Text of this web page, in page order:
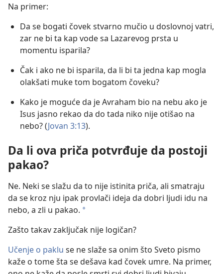
Na primer:
Da se bogati čovek stvarno mučio u doslovnoj vatri,
zar ne bi ta kap vode sa Lazarevog prsta u
momentu isparila?
Čak i ako ne bi isparila, da li bi ta jedna kap mogla
olakšati muke tom bogatom čoveku?
Kako je moguće da je Avraham bio na nebu ako je
Isus jasno rekao da do tada niko nije otišao na
nebo? (Jovan 3:13).
Da li ova priča potvrđuje da postoji
pakao?
Ne. Neki se slažu da to nije istinita priča, ali smatraju
da se kroz nju ipak provlači ideja da dobri ljudi idu na
nebo, a zli u pakao. a
Zašto takav zaključak nije logičan?
Učenje o paklu se ne slaže sa onim što Sveto pismo
kaže o tome šta se dešava kad čovek umre. Na primer,